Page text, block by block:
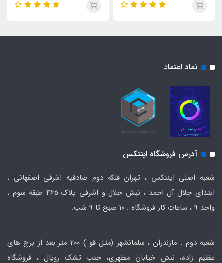
نماد اعتماد
آدرس فروشگاه اینتکس
شعبه اصلی اینتکس ، تهران فلکه دوم صادقیه اشرفی اصفهانی ،
ابتدای جلال آل احمد ، نبش جلال و اشرفی پلاک 465 طبقه سوم ،
واحد ۹ ، ساعات کار فروشگاه : ۱۰ صبح تا ۹ شب.
شعبه دوم : مازندران ، سلمانشهر (متل قو ) ۲۰۰ متر بعد از برج های
عظیم زاده، نبش خیابان مطهری، جنب تشک رویال ، فروشگاه